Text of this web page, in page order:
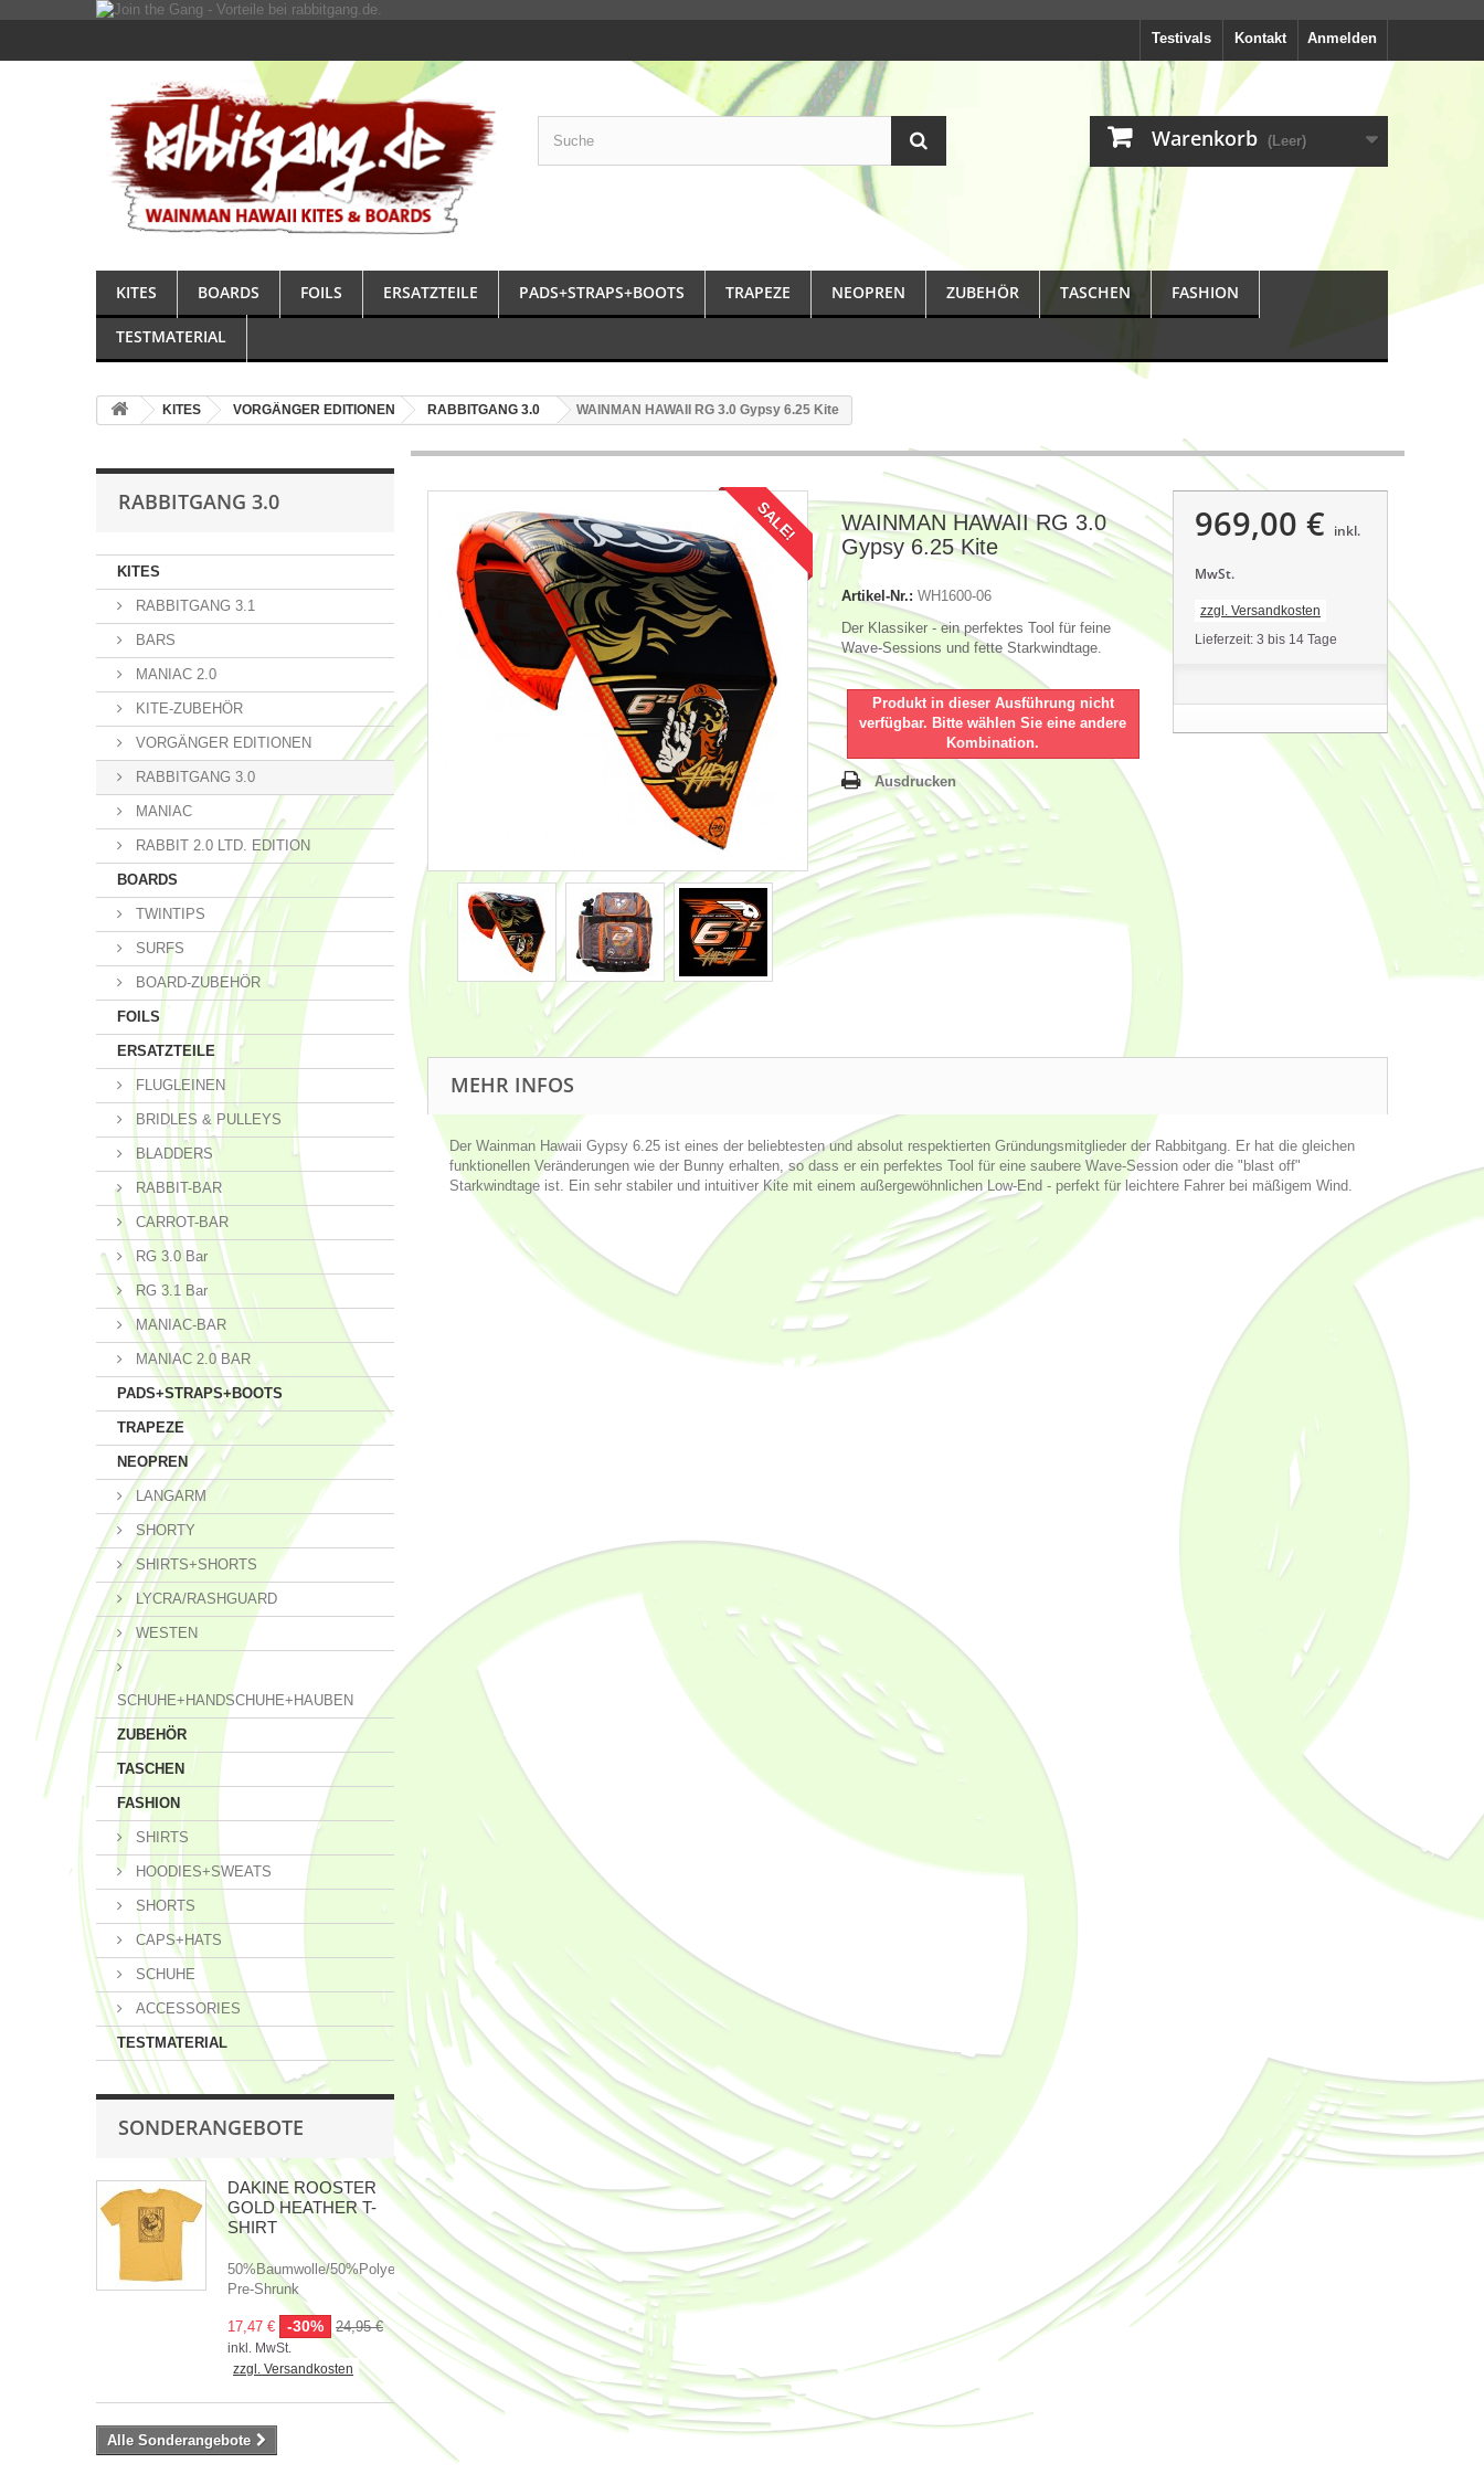
Anmelden
Kontakt
Testivals
Warenkorb (Leer)
KITES BOARDS FOILS ERSATZTEILE PADS+STRAPS+BOOTS TRAPEZE NEOPREN ZUBEHÖR TASCHEN FASHION
TESTMATERIAL
KITES VORGÄNGER EDITIONEN RABBITGANG 3.0 WAINMAN HAWAII RG 3.0 Gypsy 6.25 Kite
RABBITGANG 3.0
KITES
RABBITGANG 3.1
BARS
MANIAC 2.0
KITE-ZUBEHÖR
VORGÄNGER EDITIONEN
RABBITGANG 3.0
MANIAC
RABBIT 2.0 LTD. EDITION
BOARDS
TWINTIPS
SURFS
BOARD-ZUBEHÖR
FOILS
ERSATZTEILE
FLUGLEINEN
BRIDLES & PULLEYS
BLADDERS
RABBIT-BAR
CARROT-BAR
RG 3.0 Bar
RG 3.1 Bar
MANIAC-BAR
MANIAC 2.0 BAR
PADS+STRAPS+BOOTS
TRAPEZE
NEOPREN
LANGARM
SHORTY
SHIRTS+SHORTS
LYCRA/RASHGUARD
WESTEN
SCHUHE+HANDSCHUHE+HAUBEN
ZUBEHÖR
TASCHEN
FASHION
SHIRTS
HOODIES+SWEATS
SHORTS
CAPS+HATS
SCHUHE
ACCESSORIES
TESTMATERIAL
SONDERANGEBOTE
DAKINE ROOSTER
GOLD HEATHER T-
SHIRT
50%Baumwolle/50%Polyester,
Pre-Shrunk
17,47 € -30% 24,95 €
inkl. MwSt.
zzgl. Versandkosten
Alle Sonderangebote
SALE!
WAINMAN HAWAII RG 3.0
Gypsy 6.25 Kite
Artikel-Nr.: WH1600-06
Der Klassiker - ein perfektes Tool für feine
Wave-Sessions und fette Starkwindtage.
Produkt in dieser Ausführung nicht
verfügbar. Bitte wählen Sie eine andere
Kombination.
Ausdrucken
969,00 € inkl.
MwSt.
zzgl. Versandkosten
Lieferzeit: 3 bis 14 Tage
MEHR INFOS
Der Wainman Hawaii Gypsy 6.25 ist eines der beliebtesten und absolut respektierten Gründungsmitglieder der Rabbitgang. Er hat die gleichen
funktionellen Veränderungen wie der Bunny erhalten, so dass er ein perfektes Tool für eine saubere Wave-Session oder die "blast off"
Starkwindtage ist. Ein sehr stabiler und intuitiver Kite mit einem außergewöhnlichen Low-End - perfekt für leichtere Fahrer bei mäßigem Wind.